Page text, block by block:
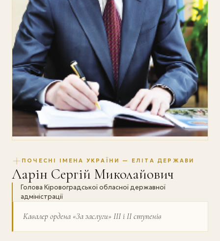
ПОЧЕСНІ ІМЕНА УКРАЇНИ — ЕЛІТА ДЕРЖАВИ
Ларін Сергій Миколайович
Голова Кіровоградської обласної державної
адміністрації
Кавалер ордена «За заслуги» ІІІ і ІІ ступенів